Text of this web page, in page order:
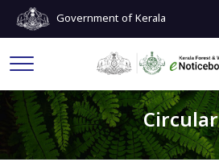
Government of Kerala
Circular